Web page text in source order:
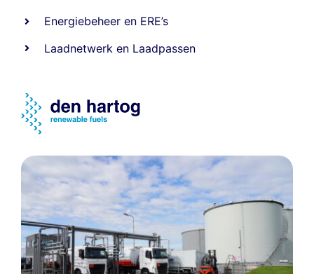
Energiebeheer en ERE’s
Laadnetwerk en Laadpassen